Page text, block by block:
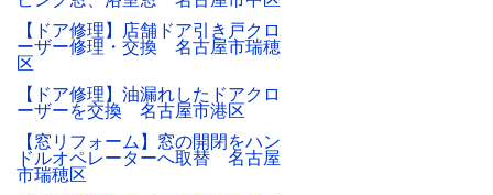
【ドア修理】店舗ドア引き戸クロ
ーザー修理・交換 名古屋市瑞穂
区
【ドア修理】油漏れしたドアクロ
ーザーを交換 名古屋市港区
【窓リフォーム】窓の開閉をハン
ドルオペレーターへ取替 名古屋
市瑞穂区